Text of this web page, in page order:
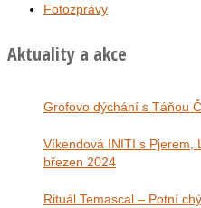
Fotozprávy
Aktuality a akce
Grofovo dýchání s Táňou
Víkendová INITI s Pjerem, Lucií
březen 2024
Rituál Temascal – Potní